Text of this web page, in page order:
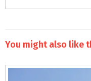
You might also like